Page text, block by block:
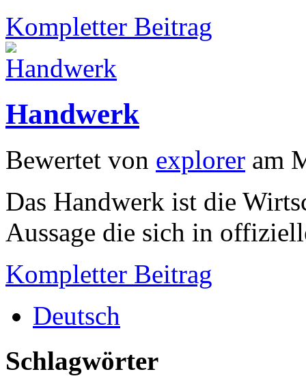
Kompletter Beitrag
Handwerk
Bewertet von explorer am
Das Handwerk ist die
Aussage die sich in
Kompletter Beitrag
Deutsch
Schlagwörter